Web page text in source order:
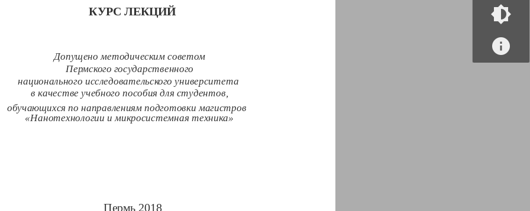
КУРС ЛЕКЦИЙ
Допущено методическим советом
Пермского государственного
национального исследовательского университета
в качестве учебного пособия для студентов,
обучающихся по направлениям подготовки магистров
«Нанотехнологии и микросистемная техника»
Пермь 2018